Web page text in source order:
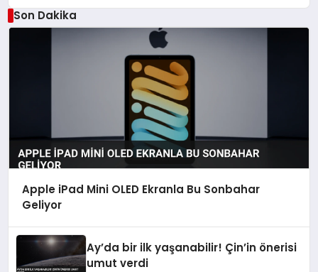
Son Dakika
Apple iPad Mini OLED Ekranla Bu Sonbahar
Geliyor
Ay’da bir ilk yaşanabilir! Çin’in önerisi
umut verdi